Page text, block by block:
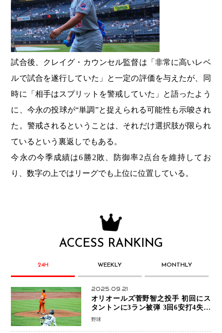
試合後、クレイグ・カウンセル監督は「非常に高いレベ
ルで試合を遂行していた」と一定の評価を与えたが、同
時に「相手はスプリットを警戒していた」と語ったよう
に、今永の投球が“単調”と捉えられる可能性も示唆され
た。警戒されるということは、それだけ選択肢が限られ
ているという裏返しでもある。
今永の今季成績は6勝2敗、防御率2点台を維持してお
り、数字の上ではリーグでも上位に位置している。
ACCESS RANKING
24H WEEKLY MONTHLY
2025.09.21
オリオールズ菅野智之投手 初回にス
タントンに3ラン被弾 3回6安打4失点
で降板
野球